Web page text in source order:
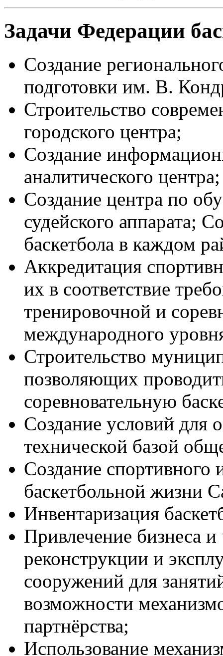
Задачи Федерации
Создание
подготовки им. В.
Строительство
городского центра;
Создание
аналитического центра;
Создание центра по
судейского аппарата;
баскетбола в каждом
Аккредитация
их в соответствие
тренировочной и
международного
Строительство
позволяющих
соревновательную
Создание условий для
технической базой
Создание спортивного
баскетбольной жизни
Инвентаризация
Привлечение бизнеса
реконструкции и
сооружений для
возможности
партнёрства;
Использование